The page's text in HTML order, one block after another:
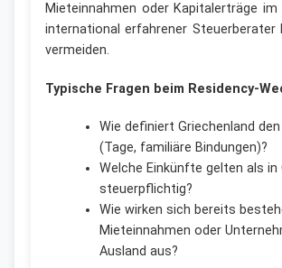
Mieteinnahmen oder Kapitalerträge im
international erfahrener
vermeiden.
Typische Fragen beim Residency-
Wie definiert Griechenland
(Tage, familiäre Bindungen)?
Welche Einkünfte gelten als in
steuerpflichtig?
Wie wirken sich bereits
Mieteinnahmen oder
Ausland aus?